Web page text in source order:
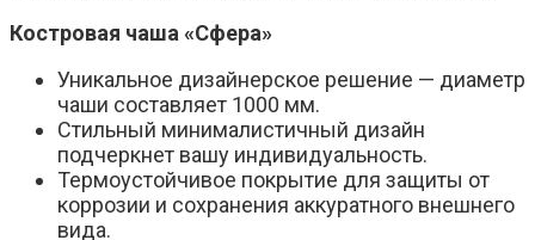
Костровая чаша «Сфера»
Уникальное дизайнерское решение — диаметр
чаши составляет 1000 мм.
Стильный минималистичный дизайн
подчеркнет вашу индивидуальность.
Термоустойчивое покрытие для защиты от
коррозии и сохранения аккуратного внешнего
вида.